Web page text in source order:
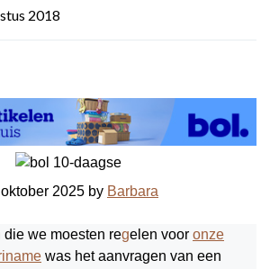
2018
2025 by Barbara
we moesten regelen voor onze
was het aanvragen van een